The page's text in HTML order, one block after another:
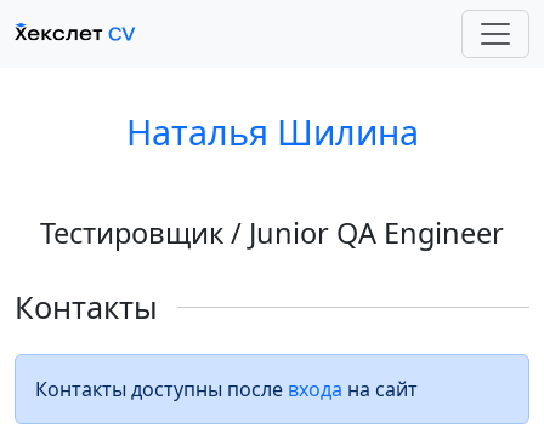
Наталья Шилина
Тестировщик / Junior QA Engineer
Контакты
Контакты доступны после входа на сайт